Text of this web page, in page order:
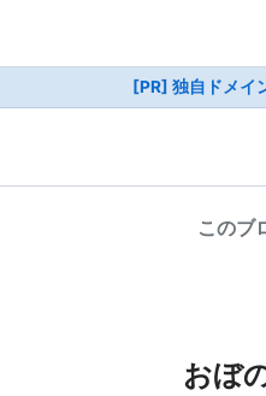
[PR] 独自ドメイ
このブ
おぼ